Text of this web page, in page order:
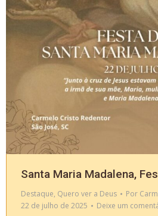
Santa Maria Madalena,
Destaque, Quero ver a Deus Por
22 de julho de 2025
Deixe um